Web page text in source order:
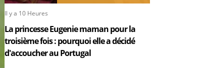
Il y a 10 Heures
La princesse Eugenie maman pour la
troisième fois : pourquoi elle a décidé
d'accoucher au Portugal